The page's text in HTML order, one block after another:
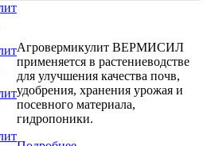
Агровермикулит ВЕРМИСИЛ
применяется в растениеводстве
для улучшения качества почв,
удобрения, хранения урожая и
посевного материала,
гидропоники.